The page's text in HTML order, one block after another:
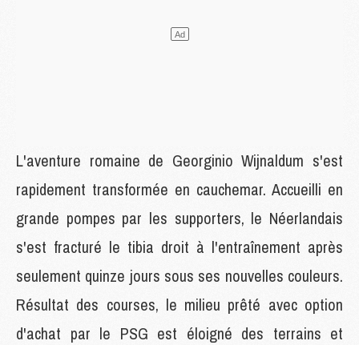
L'aventure romaine de Georginio Wijnaldum s'est
rapidement transformée en cauchemar. Accueilli en
grande pompes par les supporters, le Néerlandais
s'est fracturé le tibia droit à l'entraînement après
seulement quinze jours sous ses nouvelles couleurs.
Résultat des courses, le milieu prêté avec option
d'achat par le PSG est éloigné des terrains et